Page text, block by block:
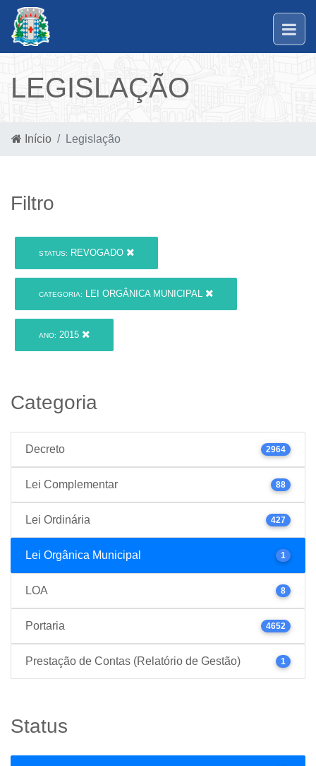
LEGISLAÇÃO
Início Legislação
Filtro
STATUS: REVOGADO
CATEGORIA: LEI ORGÂNICA MUNICIPAL
ANO: 2015
Categoria
Decreto 2964
Lei Complementar 88
Lei Ordinária 427
Lei Orgânica Municipal 1
LOA 8
Portaria 4652
Prestação de Contas (Relatório de Gestão) 1
Status